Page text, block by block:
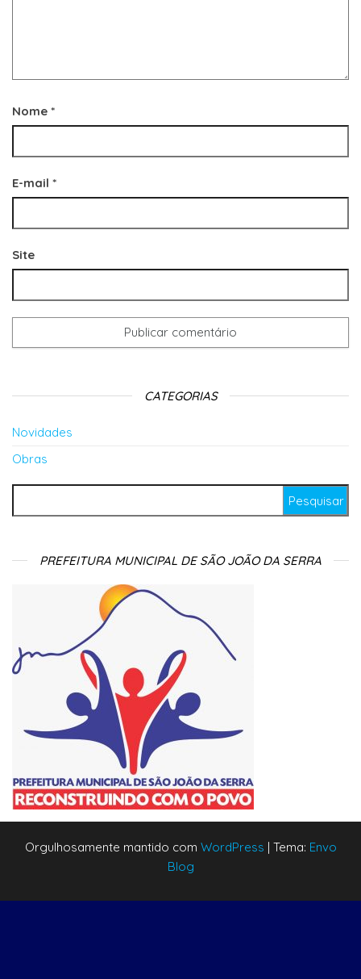
Nome *
E-mail *
Site
CATEGORIAS
Novidades
Obras
PREFEITURA MUNICIPAL DE SÃO JOÃO DA SERRA
Orgulhosamente mantido com WordPress | Tema: Envo
Blog